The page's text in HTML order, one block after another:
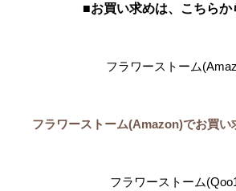
■お買い求めは、こち
フラワーストーム
フラワーストーム(Amazon)でお買い
フラワーストーム